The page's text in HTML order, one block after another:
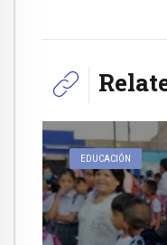
EDUCACIÓN